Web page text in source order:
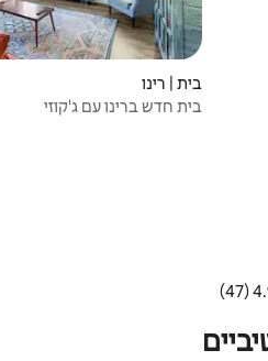
4.98 מתוך 5, 47 ביקורות
בית | רינו
בית חדש ברינו עם ג'קוזי